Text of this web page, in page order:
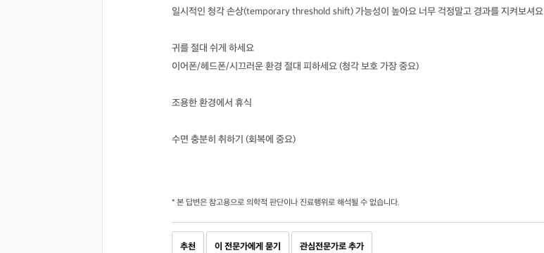
일시적인 청각 손상(temporary threshold shift) 가능성이 높아요 너무 걱정말고 경과를 지켜보셔요
귀를 절대 쉬게 하세요
이어폰/헤드폰/시끄러운 환경 절대 피하세요 (청각 보호 가장 중요)
조용한 환경에서 휴식
수면 충분히 취하기 (회복에 중요)
* 본 답변은 참고용으로 의학적 판단이나 진료행위로 해석될 수 없습니다.
추천 이 전문가에게 묻기 관심전문가로 추가